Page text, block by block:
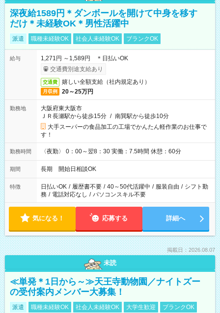
深夜給1589円＊ダンボールを開けて中身を移す
だけ＊未経験OK＊男性活躍中
派遣 職種未経験OK 社会人未経験OK ブランクOK
給与
1,271円 ～1,589円 ＊日払いOK
交通費別途支給あり
交通費 嬉しい全額支給（社内規定あり）
月収例 20～25万円
勤務地
大阪府東大阪市
ＪＲ長瀬駅から徒歩15分 / 南巽駅から徒歩10分
大手スーパーの食品加工の工場でかんたん軽作業のお仕事で
す！
勤務時間 〈夜勤〉 0：00～翌8：30 実働：7.5時間 休憩：60分
期間 長期 開始日相談OK
特徴 日払いOK / 履歴書不要 / 40～50代活躍中 / 服装自由 / シフト勤
務 / 電話対応なし / パソコンスキル不要
気になる！ 応募する 詳細へ
掲載日：2026.08.07
未読
≪単発＊1日から～≫天王寺動物園／ナイトズー
の受付案内メンバー大募集！
派遣 職種未経験OK 社会人未経験OK 大学生歓迎 ブランクOK